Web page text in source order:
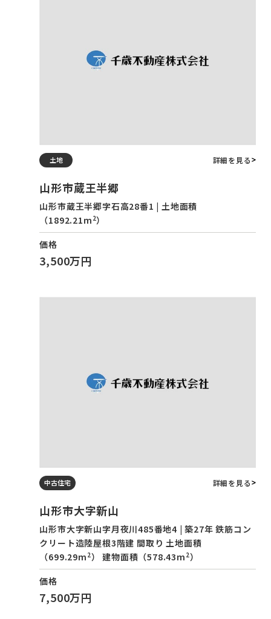
土地 詳細を見る
山形市蔵王半郷
山形市蔵王半郷字石高28番1 | 土地面積
（1892.21m 2）
価格
3,500万円
中古住宅 詳細を見る
山形市大字新山
山形市大字新山字月夜川485番地4 | 築27年 鉄筋コン
クリート造陸屋根3階建 間取り 土地面積
（699.29m 2） 建物面積（578.43m 2）
価格
7,500万円